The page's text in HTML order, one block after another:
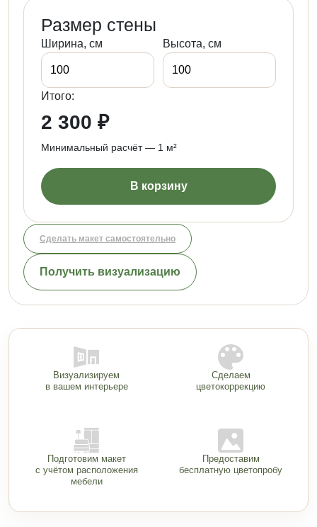
Размер стены
Ширина, см Высота, см
Итого:
2 300 ₽
Минимальный расчёт — 1 м²
В корзину
Сделать макет самостоятельно
Получить визуализацию
Визуализируем
в вашем интерьере
Подготовим макет
с учётом расположения
мебели
Сделаем
цветокоррекцию
Предоставим
бесплатную цветопробу